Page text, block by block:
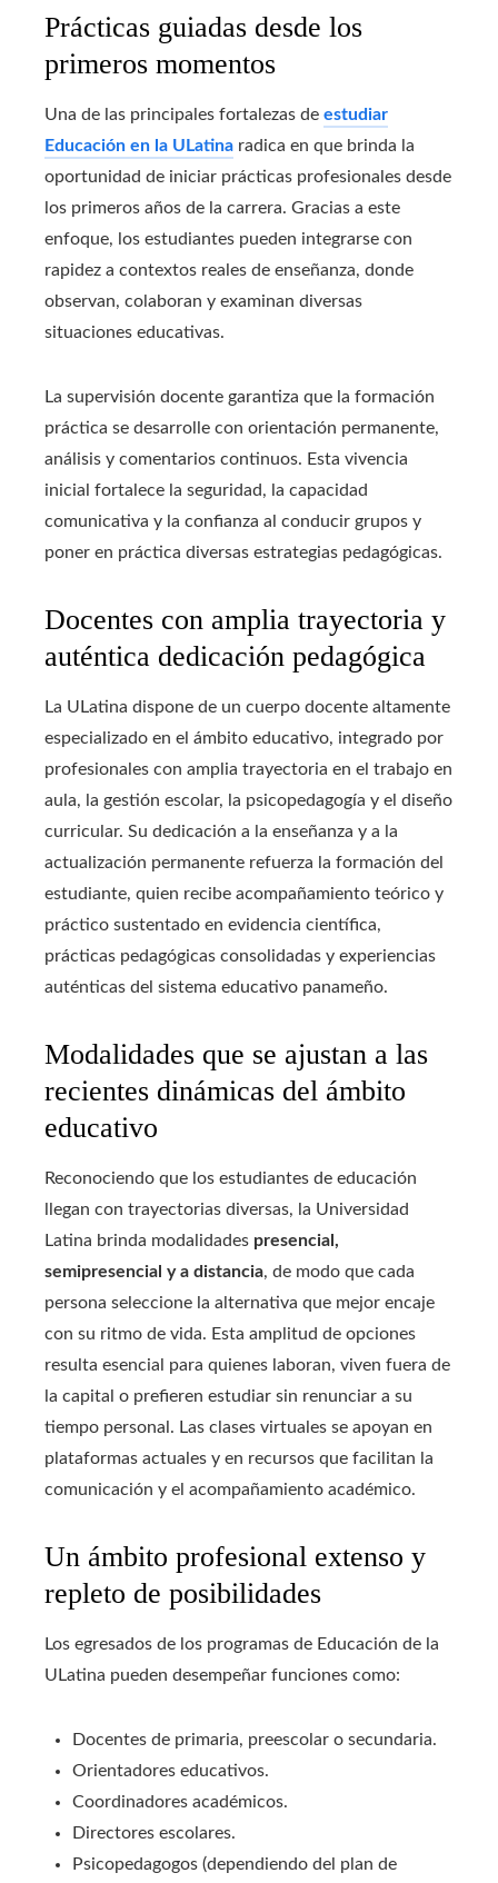
Prácticas guiadas desde los
primeros momentos
Una de las principales fortalezas de estudiar
Educación en la ULatina radica en que brinda la
oportunidad de iniciar prácticas profesionales desde
los primeros años de la carrera. Gracias a este
enfoque, los estudiantes pueden integrarse con
rapidez a contextos reales de enseñanza, donde
observan, colaboran y examinan diversas
situaciones educativas.
La supervisión docente garantiza que la formación
práctica se desarrolle con orientación permanente,
análisis y comentarios continuos. Esta vivencia
inicial fortalece la seguridad, la capacidad
comunicativa y la confianza al conducir grupos y
poner en práctica diversas estrategias pedagógicas.
Docentes con amplia trayectoria y
auténtica dedicación pedagógica
La ULatina dispone de un cuerpo docente altamente
especializado en el ámbito educativo, integrado por
profesionales con amplia trayectoria en el trabajo en
aula, la gestión escolar, la psicopedagogía y el diseño
curricular. Su dedicación a la enseñanza y a la
actualización permanente refuerza la formación del
estudiante, quien recibe acompañamiento teórico y
práctico sustentado en evidencia científica,
prácticas pedagógicas consolidadas y experiencias
auténticas del sistema educativo panameño.
Modalidades que se ajustan a las
recientes dinámicas del ámbito
educativo
Reconociendo que los estudiantes de educación
llegan con trayectorias diversas, la Universidad
Latina brinda modalidades presencial,
semipresencial y a distancia, de modo que cada
persona seleccione la alternativa que mejor encaje
con su ritmo de vida. Esta amplitud de opciones
resulta esencial para quienes laboran, viven fuera de
la capital o prefieren estudiar sin renunciar a su
tiempo personal. Las clases virtuales se apoyan en
plataformas actuales y en recursos que facilitan la
comunicación y el acompañamiento académico.
Un ámbito profesional extenso y
repleto de posibilidades
Los egresados de los programas de Educación de la
ULatina pueden desempeñar funciones como:
Docentes de primaria, preescolar o secundaria.
Orientadores educativos.
Coordinadores académicos.
Directores escolares.
Psicopedagogos (dependiendo del plan de